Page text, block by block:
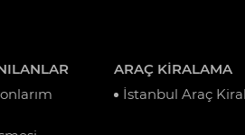
ARAÇ KİRALAMA
İstanbul Araç